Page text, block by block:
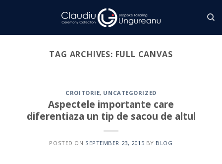
TAG ARCHIVES: FULL CANVAS
CROITORIE, UNCATEGORIZED
Aspectele importante care
diferentiaza un tip de sacou de altul
POSTED ON SEPTEMBER 23, 2015 BY BLOG